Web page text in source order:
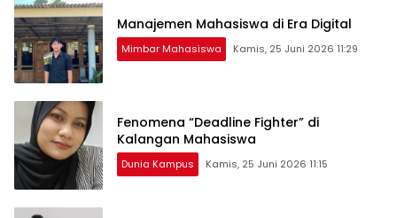
Manajemen Mahasiswa di Era Digital
Mimbar Mahasiswa Kamis, 25 Juni 2026 11:29
Fenomena “Deadline Fighter” di
Kalangan Mahasiswa
Dunia Kampus Kamis, 25 Juni 2026 11:15